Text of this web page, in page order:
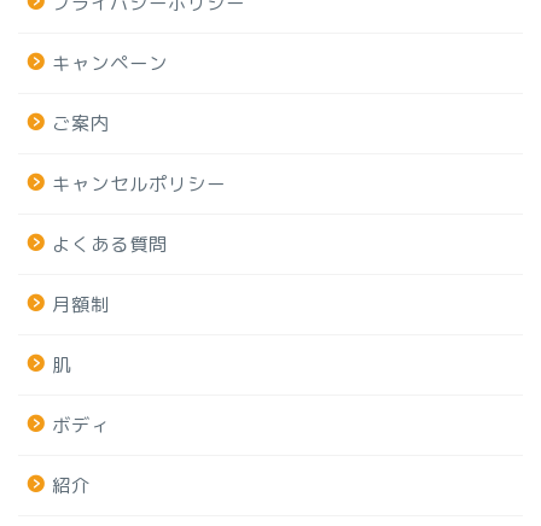
キャンペーン
ご案内
キャンセルポリシー
よくある質問
月額制
肌
ボディ
紹介